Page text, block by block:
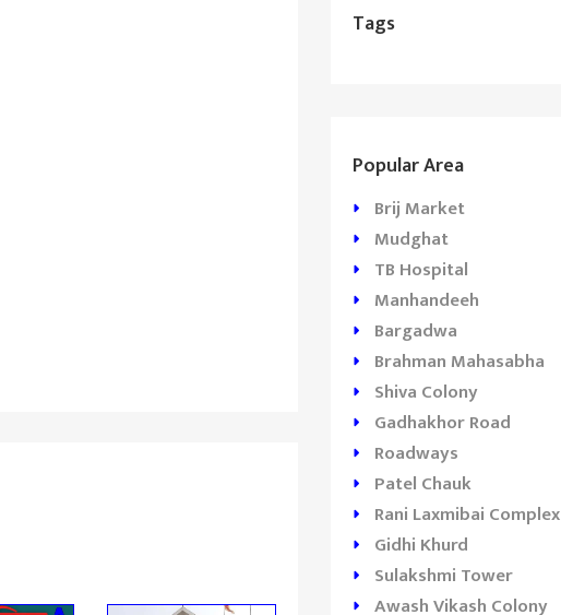
Tags
Popular Area
Brij Market
Mudghat
TB Hospital
Manhandeeh
Bargadwa
Brahman Mahasabha
Shiva Colony
Gadhakhor Road
Roadways
Patel Chauk
Rani Laxmibai Complex
Gidhi Khurd
Sulakshmi Tower
Awash Vikash Colony